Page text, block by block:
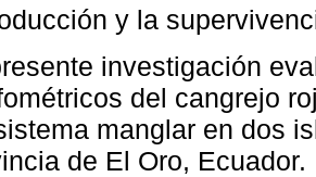
y la
investigación
del cangrejo
manglar en dos
de El Oro, Ecuador.